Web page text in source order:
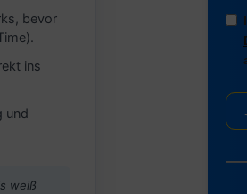
bevor
ins
und
weiß